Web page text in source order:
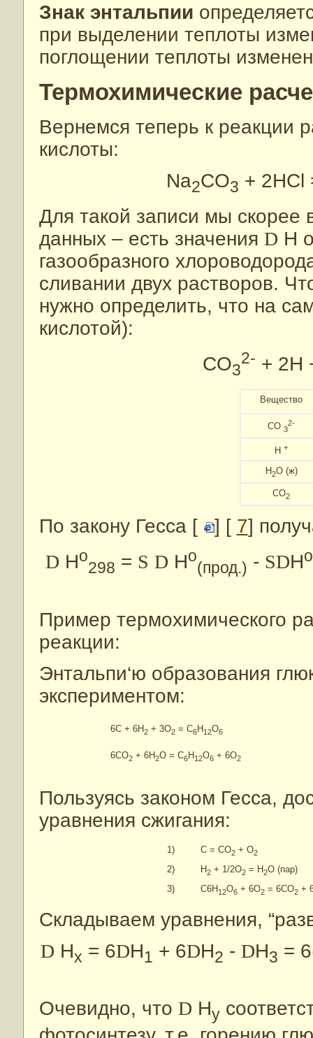
Знак энтальпии
при выделении теплоты
поглощении теплоты
Термохимические
Вернемся теперь к реакции
кислоты:
Na2CO3 + 2HCl
Для такой записи мы скорее
данных – есть значения D H
газообразного
сливании двух растворов.
нужно определить, что на
кислотой):
CO3
2- + 2H
Вещество
CO 3
2-
H +
H2O (ж)
CO2
По закону Гесса [ ] [ 7]
D Ho
298 = S D Ho
(прод.) - SDHo
Пример термохимического
реакции:
Энтальпи‘ю образования
экспериментом:
6C + 6H2+ 3O2= C6H12O6
6CO2+ 6H2O = C6H12O6+ 6O2
Пользуясь законом Гесса,
уравнения сжигания:
1) C = CO2 + O2
2) H2 + 1/2O2 = H2O (пар)
3)
C6H12O6 + 6O2 = 6CO2 +
Складываем уравнения,
D Hх = 6DH1 + 6DH2 - DH3 =
Очевидно, что D Hу